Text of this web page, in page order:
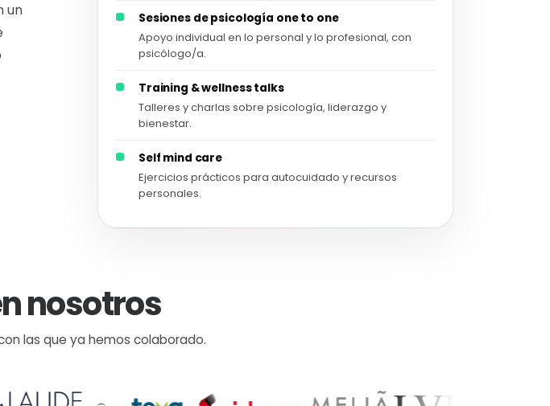
un
Sesiones de psicología one to one
Apoyo individual en lo personal y lo profesional, con
psicólogo/a.
Training & wellness talks
Talleres y charlas sobre psicología, liderazgo y
bienestar.
Self mind care
Ejercicios prácticos para autocuidado y recursos
personales.
nosotros
las que ya hemos colaborado.